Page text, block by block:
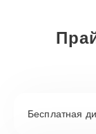
Бесплатная